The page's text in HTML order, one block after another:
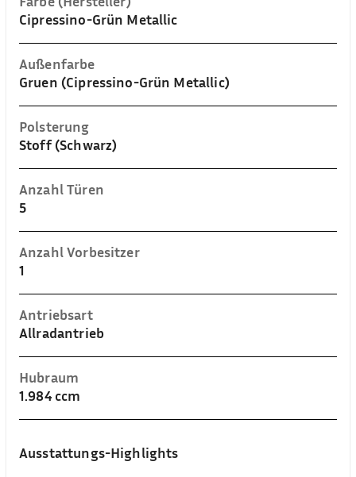
Cipressino-Grün Metallic
Außenfarbe
Gruen (Cipressino-Grün Metallic)
Polsterung
Stoff (Schwarz)
Anzahl Türen
5
Anzahl Vorbesitzer
1
Antriebsart
Allradantrieb
Hubraum
1.984 ccm
Ausstattungs-Highlights